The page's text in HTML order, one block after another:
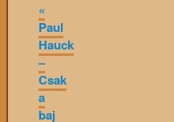
«
Paul
Hauck
–
Csak
a
baj